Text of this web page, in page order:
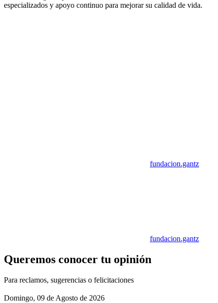
especializados y apoyo continuo para mejorar su calidad de vida.
fundacion.gantz
fundacion.gantz
Queremos conocer tu opinión
Para reclamos, sugerencias o felicitaciones
Domingo, 09 de Agosto de 2026